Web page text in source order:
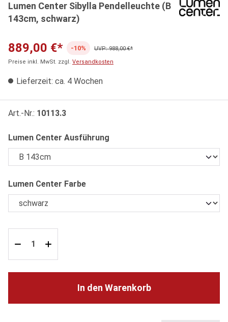
Lumen Center Sibylla Pendelleuchte (B
143cm, schwarz)
889,00 €* -10%
UVP: 988,00 €*
Preise inkl. MwSt. zzgl. Versandkosten
Lieferzeit: ca. 4 Wochen
Art.-Nr.: 10113.3
Lumen Center Ausführung
Lumen Center Farbeauswählen
In den Warenkorb